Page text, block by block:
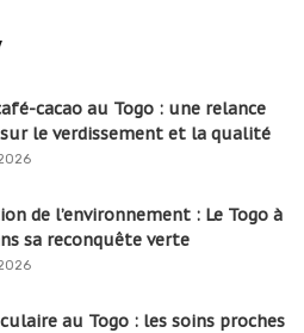
cacao au Togo : une relance
le verdissement et la qualité
de l’environnement : Le Togo à
sa reconquête verte
au Togo : les soins proches